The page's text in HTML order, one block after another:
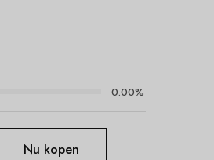
0.00%
Nu kopen